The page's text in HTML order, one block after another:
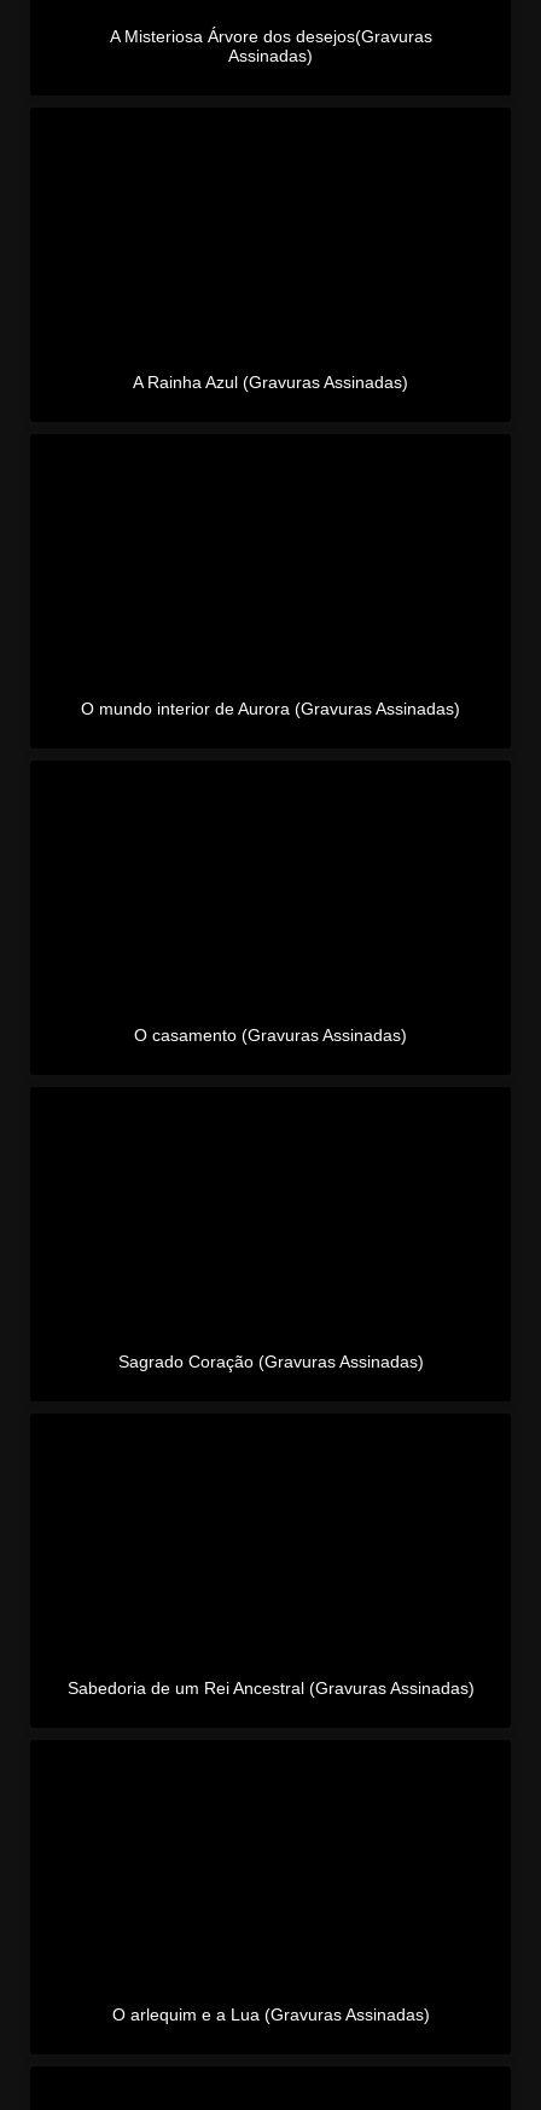
A Misteriosa Árvore dos desejos(Gravuras
Assinadas)
A Rainha Azul (Gravuras Assinadas)
O mundo interior de Aurora (Gravuras Assinadas)
O casamento (Gravuras Assinadas)
Sagrado Coração (Gravuras Assinadas)
Sabedoria de um Rei Ancestral (Gravuras Assinadas)
O arlequim e a Lua (Gravuras Assinadas)